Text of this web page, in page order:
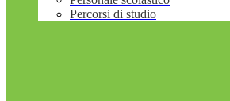
Percorsi di studio